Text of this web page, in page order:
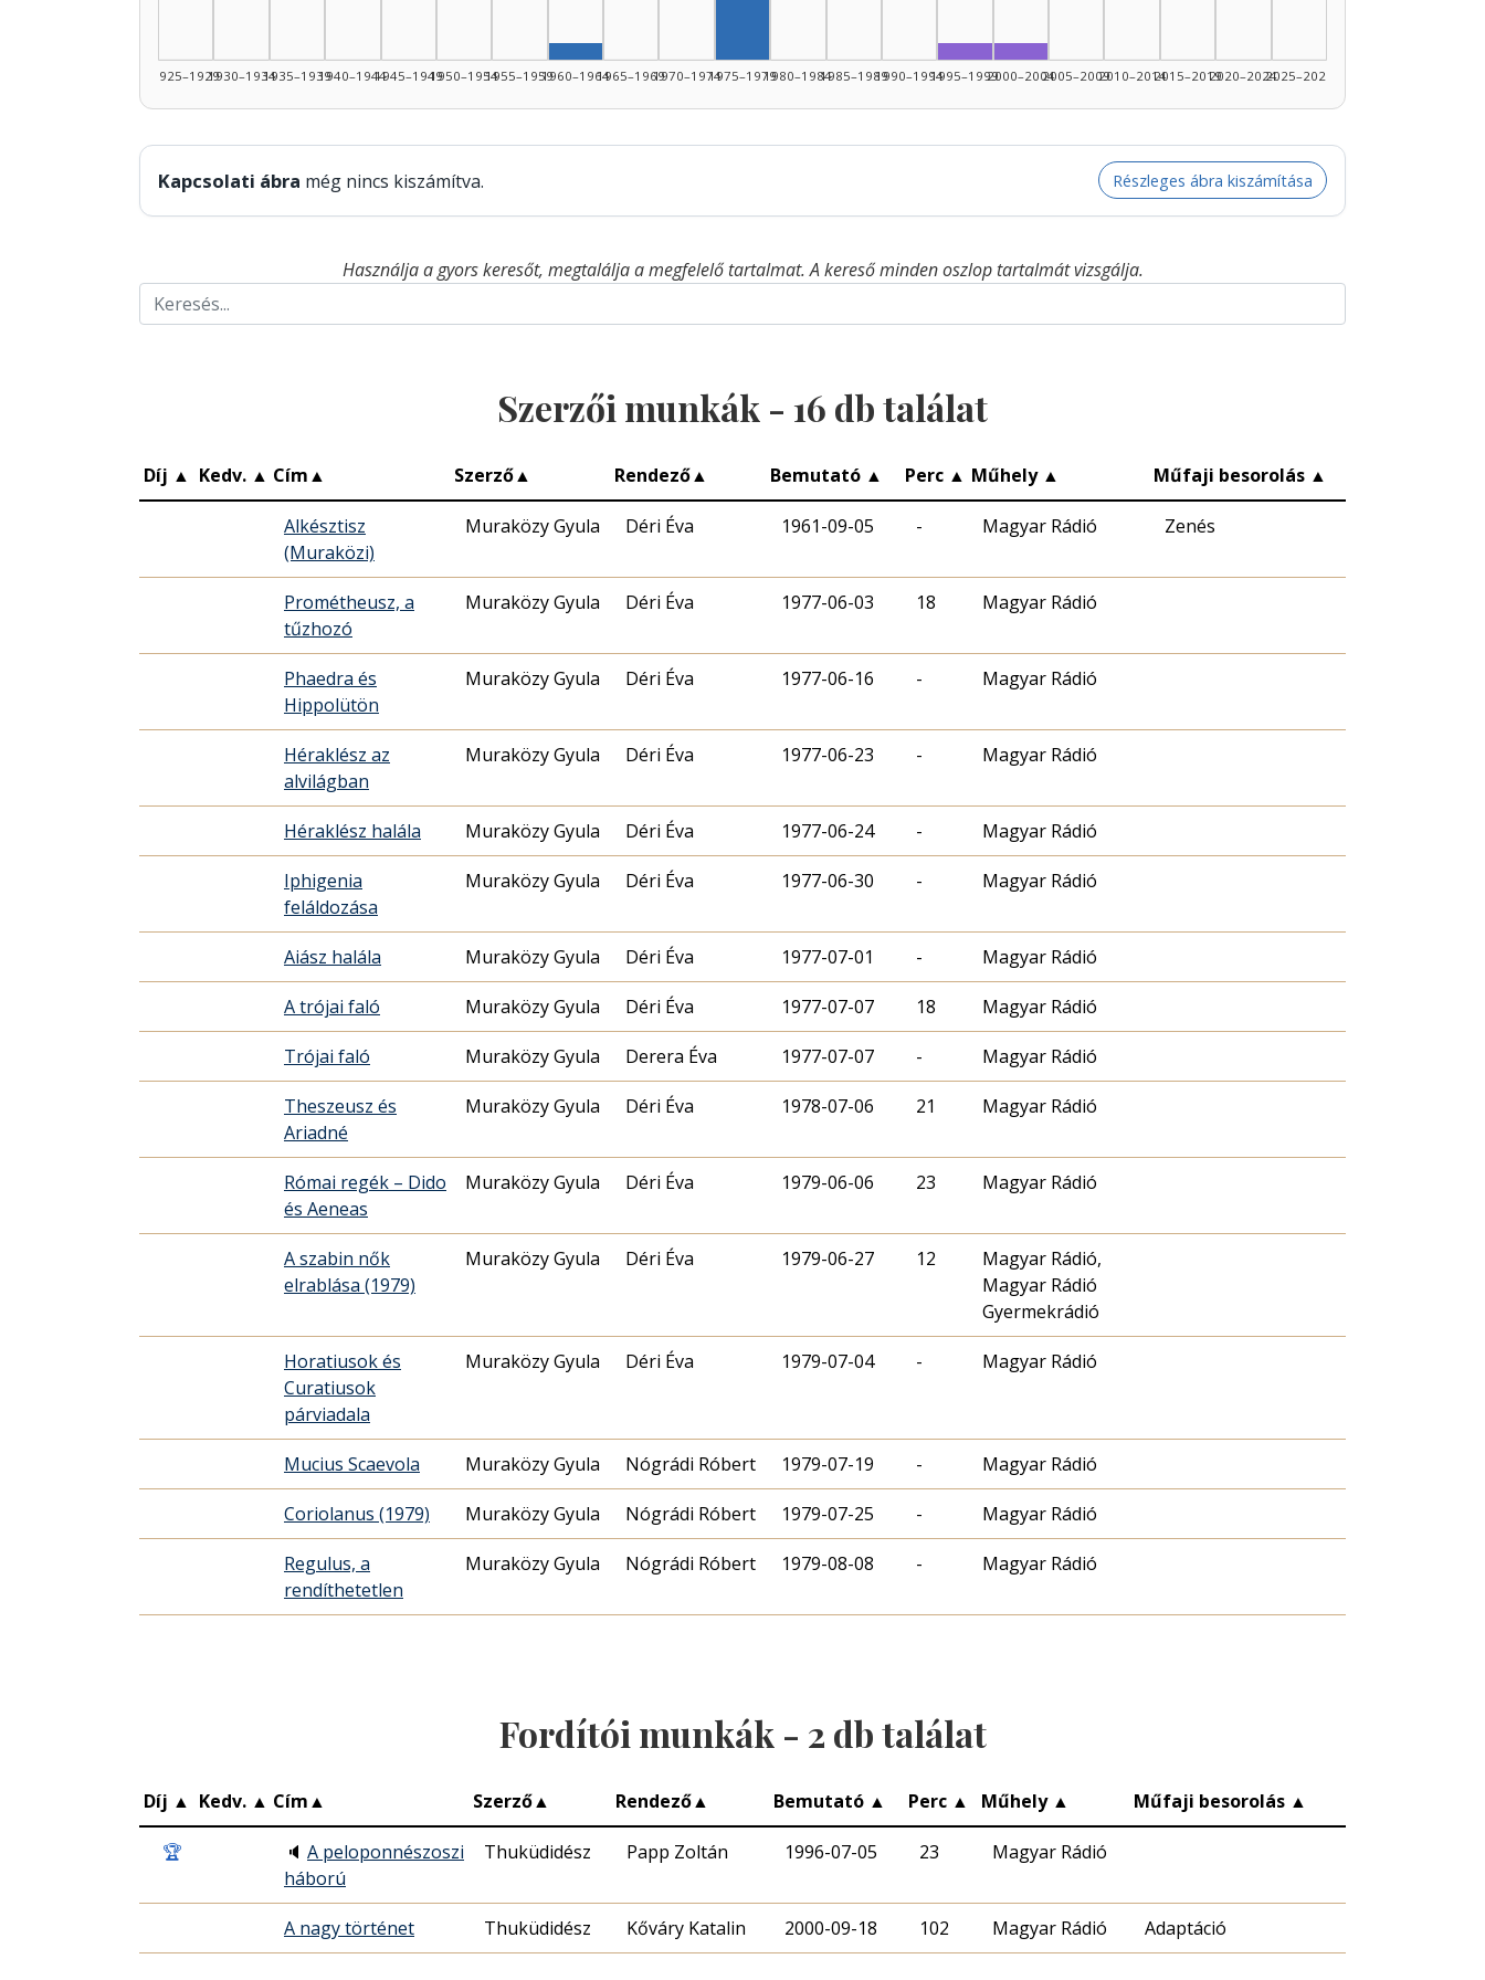
1925–19291930–19341935–19391940–19441945–19491950–19541955–1959 Szerző, 1960–1964: 1
1960–19641965–19691970–19741975–19791980–19841985–19891990–1994 Fordító, 1995–1999: 1
1995–1999 Fordító, 2000–2004: 1
2000–20042005–20092010–20142015–20192020–20242025–2026
Kapcsolati ábra még nincs kiszámítva. Részleges ábra kiszámítása
Használja a gyors keresőt, megtalálja a megfelelő tartalmat. A kereső minden oszlop tartalmát vizsgálja.
Szerzői munkák - 16 db találat
Díj ▲ Kedv. ▲ Cím▲ Szerző▲ Rendező▲ Bemutató ▲ Perc ▲ Műhely ▲ Műfaji besorolás ▲
Alkésztisz
(Muraközi)
Muraközy Gyula Déri Éva 1961-09-05 - Magyar Rádió Zenés
Prométheusz, a
tűzhozó
Muraközy Gyula Déri Éva 1977-06-03 18 Magyar Rádió
Phaedra és
Hippolütön
Muraközy Gyula Déri Éva 1977-06-16 - Magyar Rádió
Héraklész az
alvilágban
Muraközy Gyula Déri Éva 1977-06-23 - Magyar Rádió
Héraklész halála Muraközy Gyula Déri Éva 1977-06-24 - Magyar Rádió
Iphigenia
feláldozása
Muraközy Gyula Déri Éva 1977-06-30 - Magyar Rádió
Aiász halála Muraközy Gyula Déri Éva 1977-07-01 - Magyar Rádió
A trójai faló Muraközy Gyula Déri Éva 1977-07-07 18 Magyar Rádió
Trójai faló Muraközy Gyula Derera Éva 1977-07-07 - Magyar Rádió
Theszeusz és
Ariadné
Muraközy Gyula Déri Éva 1978-07-06 21 Magyar Rádió
Római regék – Dido
és Aeneas
Muraközy Gyula Déri Éva 1979-06-06 23 Magyar Rádió
A szabin nők
elrablása (1979)
Muraközy Gyula Déri Éva 1979-06-27 12
Magyar Rádió,
Magyar Rádió
Gyermekrádió
Horatiusok és
Curatiusok
párviadala
Muraközy Gyula Déri Éva 1979-07-04 - Magyar Rádió
Mucius Scaevola Muraközy Gyula Nógrádi Róbert 1979-07-19 - Magyar Rádió
Coriolanus (1979) Muraközy Gyula Nógrádi Róbert 1979-07-25 - Magyar Rádió
Regulus, a
rendíthetetlen
Muraközy Gyula Nógrádi Róbert 1979-08-08 - Magyar Rádió
Fordítói munkák - 2 db találat
Díj ▲ Kedv. ▲ Cím▲ Szerző▲ Rendező▲ Bemutató ▲ Perc ▲ Műhely ▲ Műfaji besorolás ▲
🏆 🔈 A peloponnészoszi
háború
Thuküdidész Papp Zoltán 1996-07-05 23 Magyar Rádió
A nagy történet Thuküdidész Kőváry Katalin 2000-09-18 102 Magyar Rádió Adaptáció